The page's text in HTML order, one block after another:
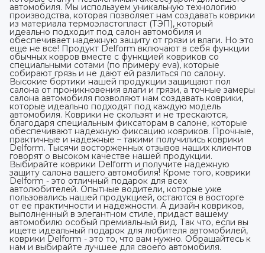
автомобиля. Мы используем уникальную технологию
производства, которая позволяет нам создавать коврики
из материала термоэластопласт (ТЭП), который
идеально подходит под салон автомобиля и
обеспечивает надежную защиту от грязи и влаги. Но это
еще не все! Продукт Delform включают в себя функции
обычных ковров вместе с функцией ковриков со
специальными сотами (по примеру eva), которые
собирают грязь и не дают ей разлиться по салону.
Высокие бортики нашей продукции защищают пол
салона от проникновения влаги и грязи, а точные замеры
салона автомобиля позволяют нам создавать коврики,
которые идеально подходят под каждую модель
автомобиля. Коврики не скользят и не трескаются,
благодаря специальным фиксаторам в салоне, которые
обеспечивают надежную фиксацию ковриков. Прочные,
практичные и надежные – такими получились коврики
Delform. Тысячи восторженных отзывов наших клиентов
говорят о высоком качестве нашей продукции.
Выбирайте коврики Delform и получите надежную
защиту салона вашего автомобиля! Кроме того, коврики
Delform - это отличный подарок для всех
автолюбителей. Опытные водители, которые уже
пользовались нашей продукцией, остаются в восторге
от ее практичности и надежности. А дизайн ковриков,
выполненный в элегантном стиле, придаст вашему
автомобилю особый премиальный вид. Так что, если вы
ищете идеальный подарок для любителя автомобилей,
коврики Delform - это то, что вам нужно. Обращайтесь к
нам и выбирайте лучшее для своего автомобиля.